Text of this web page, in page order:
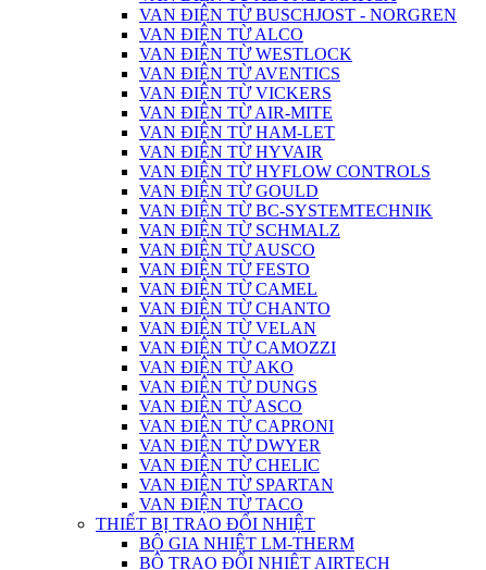
VAN ĐIỆN TỪ BUSCHJOST - NORGREN
VAN ĐIỆN TỪ ALCO
VAN ĐIỆN TỪ WESTLOCK
VAN ĐIỆN TỪ AVENTICS
VAN ĐIỆN TỪ VICKERS
VAN ĐIỆN TỪ AIR-MITE
VAN ĐIỆN TỪ HAM-LET
VAN ĐIỆN TỪ HYVAIR
VAN ĐIỆN TỪ HYFLOW CONTROLS
VAN ĐIỆN TỪ GOULD
VAN ĐIỆN TỪ BC-SYSTEMTECHNIK
VAN ĐIỆN TỪ SCHMALZ
VAN ĐIỆN TỪ AUSCO
VAN ĐIỆN TỪ FESTO
VAN ĐIỆN TỪ CAMEL
VAN ĐIỆN TỪ CHANTO
VAN ĐIỆN TỪ VELAN
VAN ĐIỆN TỪ CAMOZZI
VAN ĐIỆN TỪ AKO
VAN ĐIỆN TỪ DUNGS
VAN ĐIỆN TỪ ASCO
VAN ĐIỆN TỪ CAPRONI
VAN ĐIỆN TỪ DWYER
VAN ĐIỆN TỪ CHELIC
VAN ĐIỆN TỪ SPARTAN
VAN ĐIỆN TỪ TACO
THIẾT BỊ TRAO ĐỔI NHIỆT
BỘ GIA NHIỆT LM-THERM
BỘ TRAO ĐỔI NHIỆT AIRTECH